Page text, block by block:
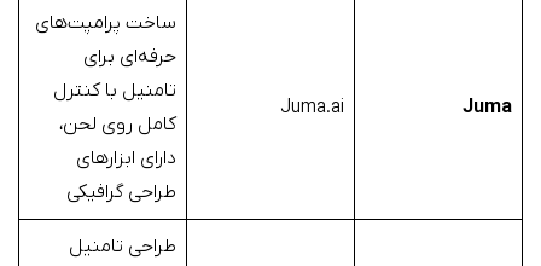
Juma
Juma.ai
ساخت پرامپت‌های
حرفه‌ای برای
تامنیل با کنترل
کامل روی لحن،
دارای ابزارهای
طراحی گرافیکی
طراحی تامنیل